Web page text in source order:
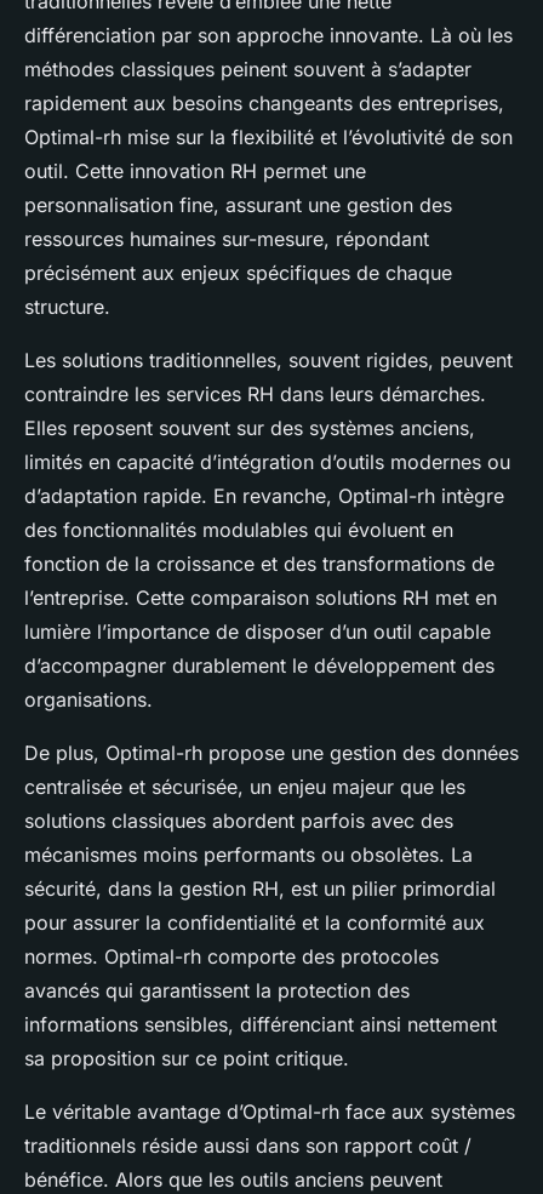
différenciation par son approche innovante. Là où les
méthodes classiques peinent souvent à s’adapter
rapidement aux besoins changeants des entreprises,
Optimal-rh mise sur la flexibilité et l’évolutivité de son
outil. Cette innovation RH permet une
personnalisation fine, assurant une gestion des
ressources humaines sur-mesure, répondant
précisément aux enjeux spécifiques de chaque
structure.
Les solutions traditionnelles, souvent rigides, peuvent
contraindre les services RH dans leurs démarches.
Elles reposent souvent sur des systèmes anciens,
limités en capacité d’intégration d’outils modernes ou
d’adaptation rapide. En revanche, Optimal-rh intègre
des fonctionnalités modulables qui évoluent en
fonction de la croissance et des transformations de
l’entreprise. Cette comparaison solutions RH met en
lumière l’importance de disposer d’un outil capable
d’accompagner durablement le développement des
organisations.
De plus, Optimal-rh propose une gestion des données
centralisée et sécurisée, un enjeu majeur que les
solutions classiques abordent parfois avec des
mécanismes moins performants ou obsolètes. La
sécurité, dans la gestion RH, est un pilier primordial
pour assurer la confidentialité et la conformité aux
normes. Optimal-rh comporte des protocoles
avancés qui garantissent la protection des
informations sensibles, différenciant ainsi nettement
sa proposition sur ce point critique.
Le véritable avantage d’Optimal-rh face aux systèmes
traditionnels réside aussi dans son rapport coût /
bénéfice. Alors que les outils anciens peuvent